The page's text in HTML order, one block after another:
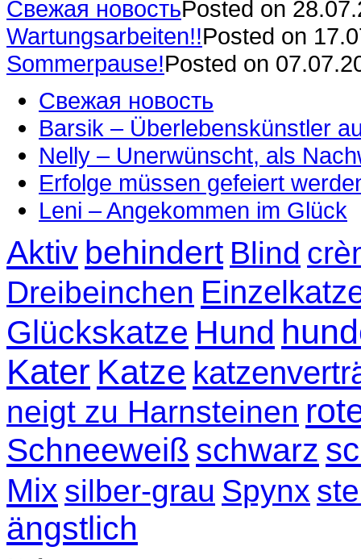
Свежая новостьPosted on
Wartungsarbeiten!!Posted on
Sommerpause!Posted on
Свежая новость
Barsik – Überlebenskünstler
Nelly – Unerwünscht, als
Erfolge müssen gefeiert
Leni – Angekommen im Glück
Aktiv behindert Blind
Dreibeinchen
Glückskatze Hund
Kater Katze
neigt zu Harnsteinen
Schneeweiß schwarz
Mix silber-grau Spynx
ängstlich